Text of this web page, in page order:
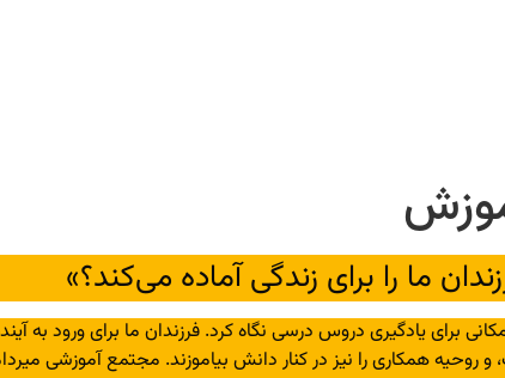
ما را برای زندگی آماده می‌کند؟»
برای یادگیری دروس درسی نگاه کرد. فرزندان ما برای ورود به
و روحیه همکاری را نیز در کنار دانش بیاموزند. مجتمع آموزشی